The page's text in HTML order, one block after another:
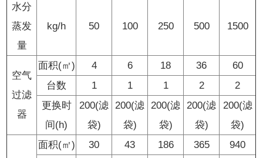
水分
蒸发
量
kg/h 50 100 250 500 1500
空气
过滤
器
面积(㎡) 4 6 18 36
60
台数
1 1 1 2
2
更换时
间(h)
200(滤
袋)
200(滤
袋)
200(滤
袋)
200(滤
袋)
200(滤
袋)
面积(㎡) 30 43 186 365
940